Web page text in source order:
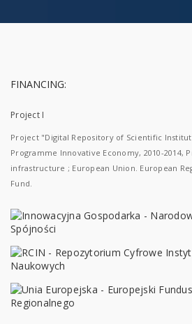
FINANCING:
Project I
Project "Digital Repository of Scientific
Programme Innovative Economy, 2010-2014,
infrastructure ; European Union. European
Fund.